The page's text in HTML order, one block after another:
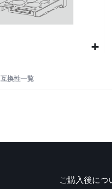
互換性一覧
ご購入後につ